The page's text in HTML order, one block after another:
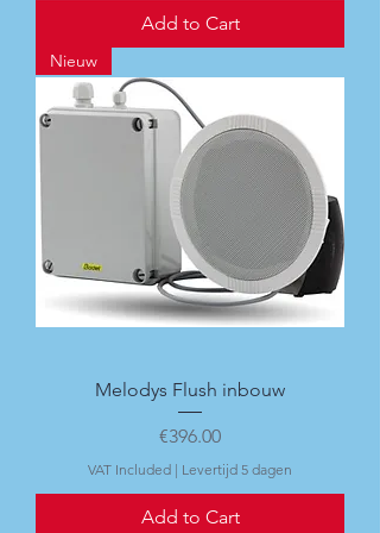
Add to Cart
Nieuw
Melodys Flush inbouw
Price
€396.00
VAT Included | Levertijd 5 dagen
Add to Cart